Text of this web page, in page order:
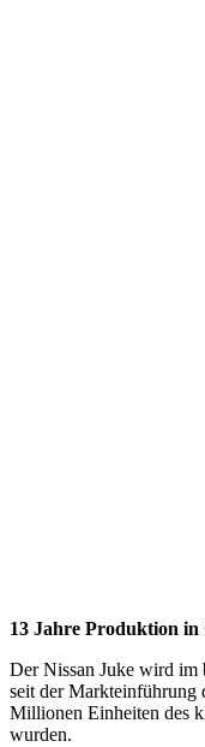
13 Jahre Produktion
Der Nissan Juke wird im
seit der Markteinführung
Millionen Einheiten des
wurden.